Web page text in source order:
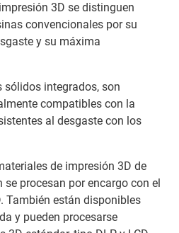
3D se distinguen
convencionales por su
y su máxima
sólidos integrados, son
compatibles con la
al desgaste con los
de impresión 3D de
procesan por encargo con el
También están disponibles
y pueden procesarse